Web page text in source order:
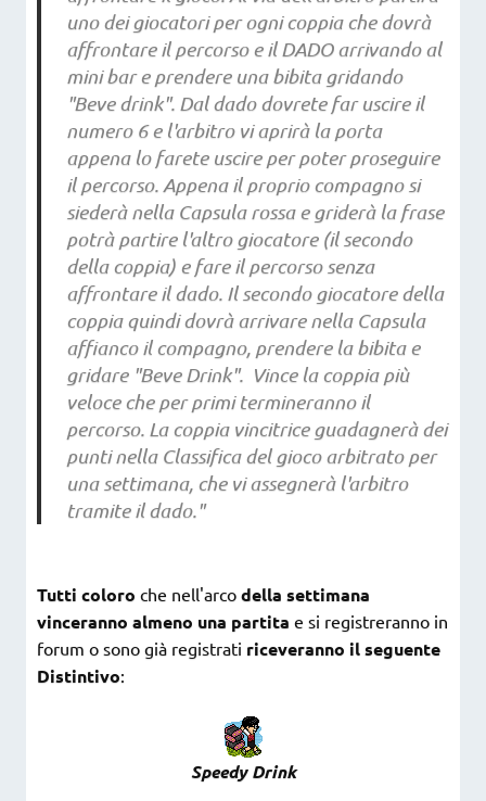
uno dei giocatori per ogni coppia che dovrà
affrontare il percorso e il DADO arrivando al
mini bar e prendere una bibita gridando
"Beve drink". Dal dado dovrete far uscire il
numero 6 e l'arbitro vi aprirà la porta
appena lo farete uscire per poter proseguire
il percorso. Appena il proprio compagno si
siederà nella Capsula rossa e griderà la frase
potrà partire l'altro giocatore (il secondo
della coppia) e fare il percorso senza
affrontare il dado. Il secondo giocatore della
coppia quindi dovrà arrivare nella Capsula
affianco il compagno, prendere la bibita e
gridare "Beve Drink". Vince la coppia più
veloce che per primi termineranno il
percorso. La coppia vincitrice guadagnerà dei
punti nella Classifica del gioco arbitrato per
una settimana, che vi assegnerà l'arbitro
tramite il dado."
Tutti coloro che nell'arco della settimana
vinceranno almeno una partita e si registreranno in
forum o sono già registrati riceveranno il seguente
Distintivo:
Speedy Drink